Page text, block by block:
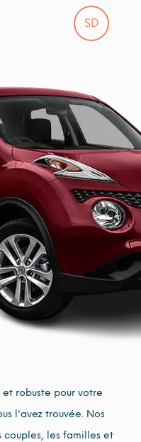
SD
et robuste pour votre
l'avez trouvée. Nos
couples, les familles et